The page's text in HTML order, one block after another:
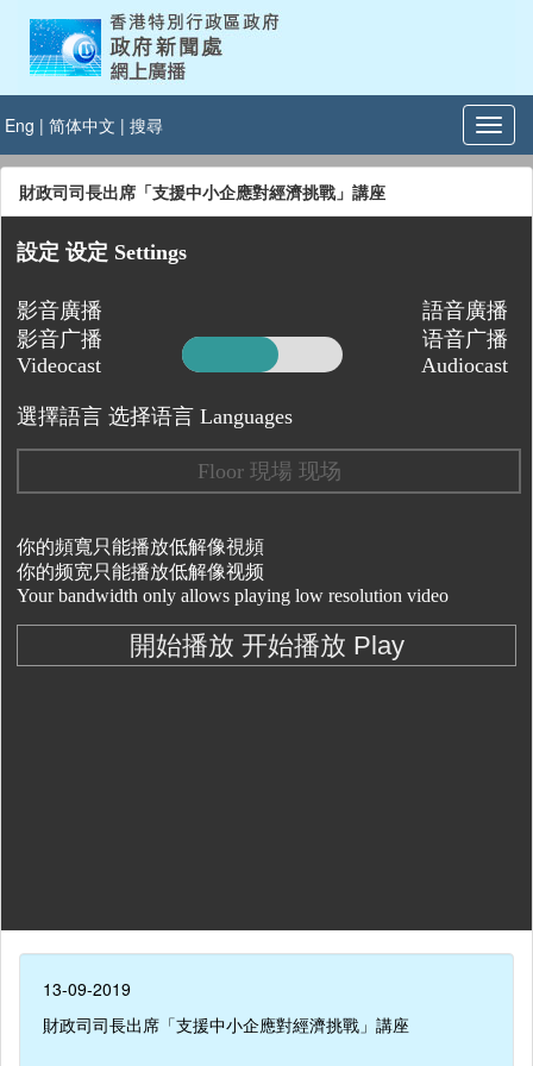
Eng | 简体中文 | 搜尋
財政司司長出席「支援中小企應對經濟挑戰」講座
13-09-2019
財政司司長出席「支援中小企應對經濟挑戰」講座